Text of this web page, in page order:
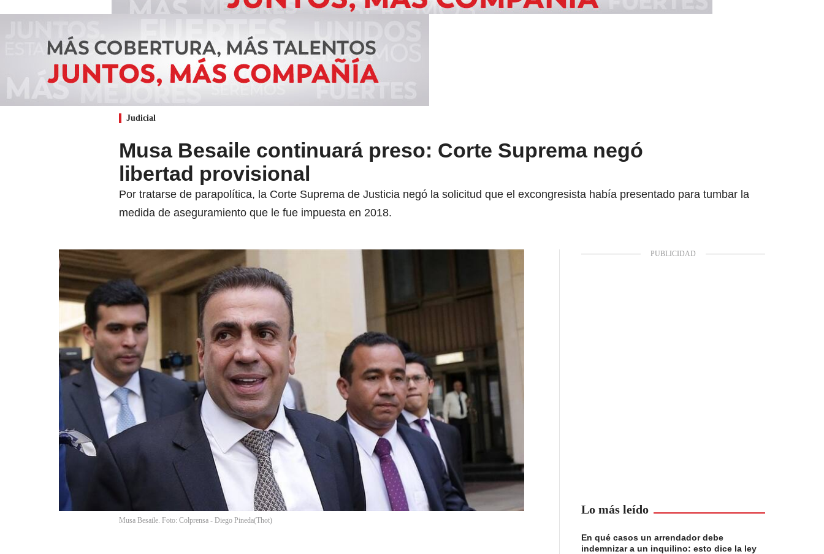
Judicial
Musa Besaile continuará preso: Corte Suprema negó
libertad provisional
Por tratarse de parapolítica, la Corte Suprema de Justicia negó la solicitud que el excongresista había presentado para tumbar la
medida de aseguramiento que le fue impuesta en 2018.
Musa Besaile. Foto: Colprensa - Diego Pineda(Thot)
Lo más leído
En qué casos un arrendador debe
indemnizar a un inquilino: esto dice la ley